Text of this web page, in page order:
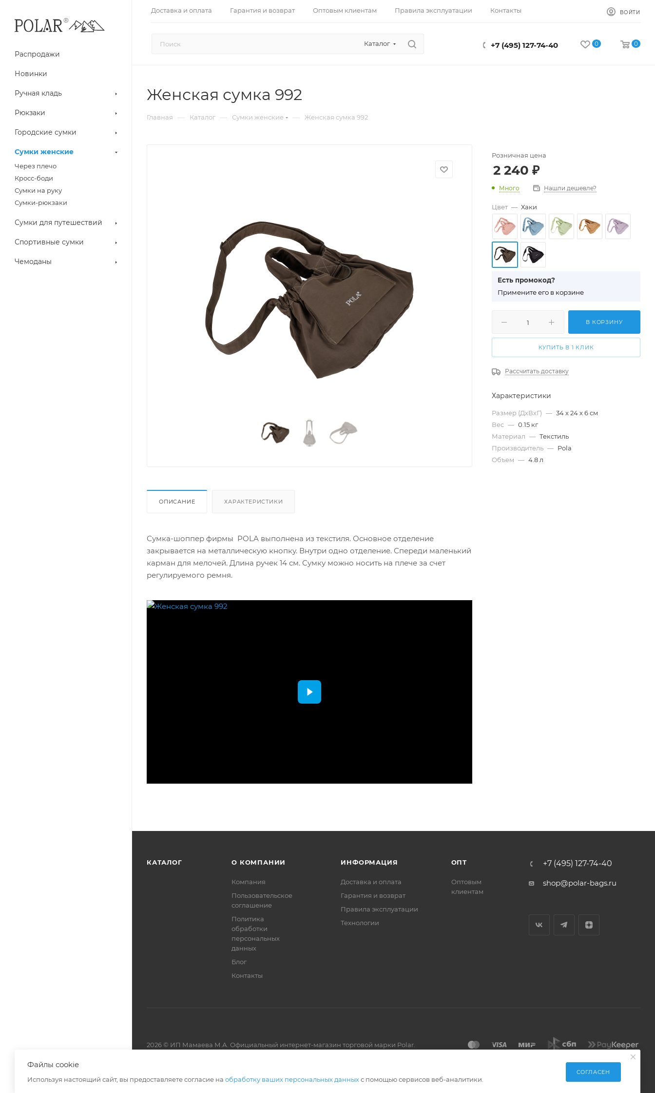
Доставка и оплата Гарантия и возврат Оптовым клиентам Правила эксплуатации Контакты ВОЙТИ
Каталог +7 (495) 127-74-40 0 0
Распродажи
Новинки
Ручная кладь
Рюкзаки
Городские сумки
Сумки женские
Через плечо
Кросс-боди
Сумки на руку
Сумки-рюкзаки
Сумки для путешествий
Спортивные сумки
Чемоданы
Женская сумка 992
Главная — Каталог — Сумки женские — Женская сумка 992
ОПИСАНИЕ ХАРАКТЕРИСТИКИ
Сумка-шоппер фирмы POLA выполнена из текстиля. Основное отделение
закрывается на металлическую кнопку. Внутри одно отделение. Спереди маленький
карман для мелочей. Длина ручек 14 см. Сумку можно носить на плече за счет
регулируемого ремня.
Розничная цена
2 240 ₽
Много Нашли дешевле?
Цвет — Хаки
Есть промокод?
Примените его в корзине
В КОРЗИНУ
КУПИТЬ В 1 КЛИК
Рассчитать доставку
Характеристики
Размер (ДхВхГ) — 34 х 24 х 6 см
Вес — 0.15 кг
Материал — Текстиль
Производитель — Pola
Объем — 4.8 л
КАТАЛОГ О КОМПАНИИ
Компания
Пользовательское
соглашение
Политика
обработки
персональных
данных
Блог
Контакты
ИНФОРМАЦИЯ
Доставка и оплата
Гарантия и возврат
Правила эксплуатации
Технологии
ОПТ
Оптовым
клиентам
+7 (495) 127-74-40
shop@polar-bags.ru
2026 © ИП Мамаева М.А. Официальный интернет-магазин торговой марки Polar.
Файлы cookie
Используя настоящий сайт, вы предоставляете согласие на обработку ваших персональных данныхс помощью сервисов веб-аналитики.
СОГЛАСЕН